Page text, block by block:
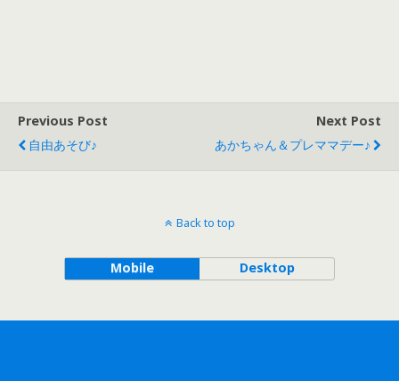
Previous Post
自由あそび♪
Next Post
あかちゃん＆プレママデー♪
Back to top
Mobile Desktop